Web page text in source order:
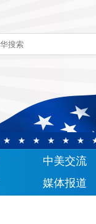
中美交流
媒体报道